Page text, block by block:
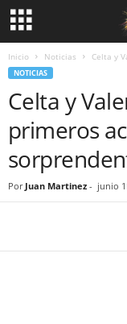
Inicio Noticias Celta y
NOTICIAS
Celta y
primeros
Por Juan Martinez - junio